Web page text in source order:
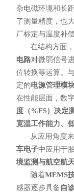
杂电磁环境和长
了测量精度，也
厂标定与温度补
在结构方面
电路对微弱信号
位转换等运算。
定的电源管理模
在性能层面，数
度（%FS）决定
宽温工作能力、
从应用角度
车电子中应用于
境监测与航空航
随着MEMS
感器逐步具备自